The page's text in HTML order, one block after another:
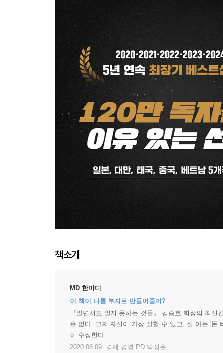
책소개
MD 한마디
이 책이 나를 부자로 만들어줄까?
『알면서도 알지 못하는 것들』 김승호 회장의 최
은 없다. 그저 자신이 가장 잘할 수 있고, 잘 아는 '돈
히 수정한다.
2020.06.09. 경제 경영 PD 박정윤